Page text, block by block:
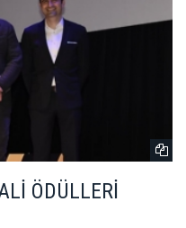
ÖDÜLLERİ